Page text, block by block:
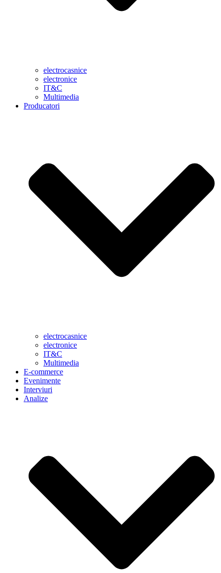
electrocasnice
electronice
IT&C
Multimedia
Producatori
electrocasnice
electronice
IT&C
Multimedia
E-commerce
Evenimente
Interviuri
Analize